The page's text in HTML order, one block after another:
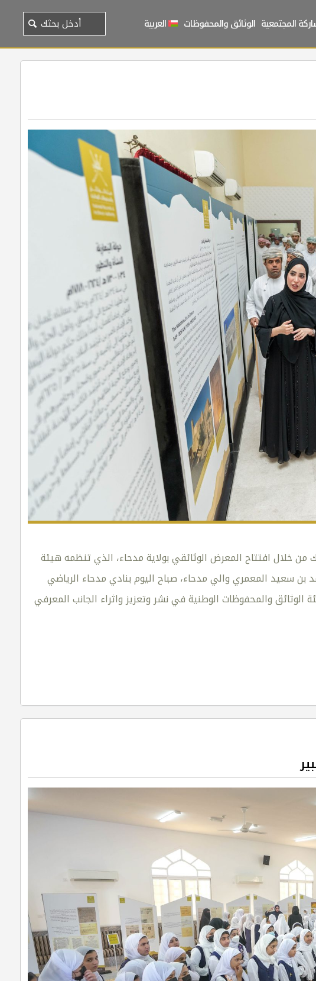
المجتمعية الوثائق والمحفوظات العربية
خلال افتتاح المعرض الوثائقي بولاية مدحاء، الذي تنظمه هيئة
بن سعيد المعمري والي مدحاء، صباح اليوم بنادي مدحاء الرياضي
تتواصل جهود هيئة الوثائق والمحفوظات الوطنية في نشر وتعزيز واثراء الجانب المعرفي